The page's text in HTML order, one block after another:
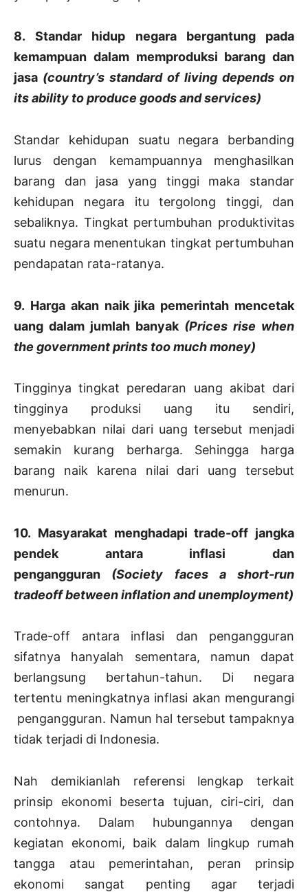
8. Standar hidup negara bergantung pada
kemampuan dalam memproduksi barang dan
jasa (country’s standard of living depends on
its ability to produce goods and services)
Standar kehidupan suatu negara berbanding
lurus dengan kemampuannya menghasilkan
barang dan jasa yang tinggi maka standar
kehidupan negara itu tergolong tinggi, dan
sebaliknya. Tingkat pertumbuhan produktivitas
suatu negara menentukan tingkat pertumbuhan
pendapatan rata-ratanya.
9. Harga akan naik jika pemerintah mencetak
uang dalam jumlah banyak (Prices rise when
the government prints too much money)
Tingginya tingkat peredaran uang akibat dari
tingginya produksi uang itu sendiri,
menyebabkan nilai dari uang tersebut menjadi
semakin kurang berharga. Sehingga harga
barang naik karena nilai dari uang tersebut
menurun.
10. Masyarakat menghadapi trade-off jangka
pendek antara inflasi dan
pengangguran (Society faces a short-run
tradeoff between inflation and unemployment)
Trade-off antara inflasi dan pengangguran
sifatnya hanyalah sementara, namun dapat
berlangsung bertahun-tahun. Di negara
tertentu meningkatnya inflasi akan mengurangi
pengangguran. Namun hal tersebut tampaknya
tidak terjadi di Indonesia.
Nah demikianlah referensi lengkap terkait
prinsip ekonomi beserta tujuan, ciri-ciri, dan
contohnya. Dalam hubungannya dengan
kegiatan ekonomi, baik dalam lingkup rumah
tangga atau pemerintahan, peran prinsip
ekonomi sangat penting agar terjadi